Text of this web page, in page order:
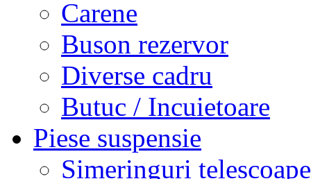
Carene
Buson rezervor
Diverse cadru
Butuc / Incuietoare
Piese suspensie
Simeringuri telescoape